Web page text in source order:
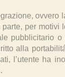
per
pubblicitario
alla
l’utente ha